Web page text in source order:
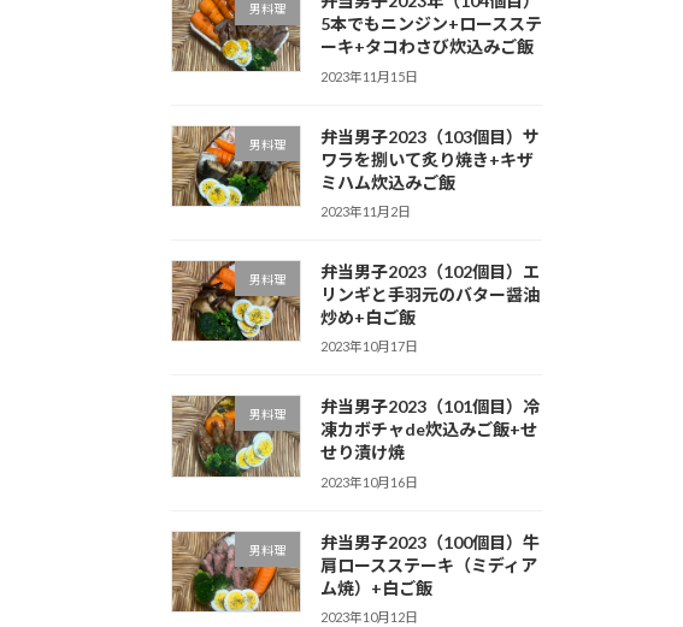
男料理
5本でもニンジン+ロースステ
ーキ+タコわさび炊込みご飯
2023年11月15日
男料理
弁当男子2023（103個目）サ
ワラを捌いて炙り焼き+キザ
ミハム炊込みご飯
2023年11月2日
男料理
弁当男子2023（102個目）エ
リンギと手羽元のバター醤油
炒め+白ご飯
2023年10月17日
男料理
弁当男子2023（101個目）冷
凍カボチャde炊込みご飯+せ
せり漬け焼
2023年10月16日
男料理
弁当男子2023（100個目）牛
肩ロースステーキ（ミディア
ム焼）+白ご飯
2023年10月12日